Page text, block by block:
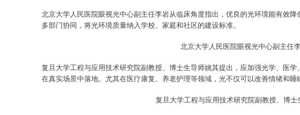
北京大学人民医院眼视光中心副主任李岩从临床角度指出，优良的光环境能有效
多部门协同，将光环境质量纳入学校、家庭和社区的建设标准。
北京大学人民医院眼视光中心副主任
复旦大学工程与应用技术研究院副教授、博士生导师姚其提出，应加强光学、医
在真实场景中落地。尤其在医疗康复、养老护理等领域，光不仅可以改善情绪和睡
复旦大学工程与应用技术研究院副教授、博士